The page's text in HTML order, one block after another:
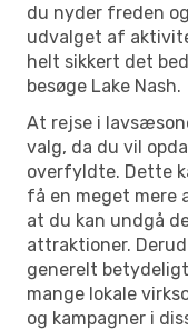
du nyder freden
udvalget af
helt sikkert det
besøge Lake Nash.
At rejse i
valg, da du vil
overfyldte. Dette
få en meget mere
at du kan undgå
attraktioner.
generelt
mange lokale
og kampagner i